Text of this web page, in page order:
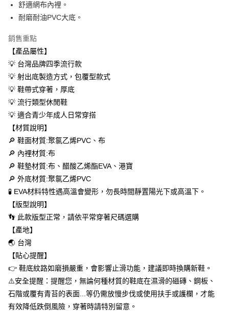
悠遊付
Google Pay
AFTEE先享後付
相關說明
【關於「AFTEE先享後付」】
AFTEE先享後付是「在收到商品之後才付款」的支付方式。 讓您購物簡單
便利好安心！
１．簡單：不需註冊會員、不需綁卡、不需儲值。
２．便利：只要手機號碼，簡訊認證，即可結帳。
【「AFTEE先享後付」結帳流程】
１．於結帳方式選擇「AFTEE先享後付」後，將跳轉至「AFTEE先享後付」
結帳頁面，進行簡訊認證並確認金額後，即可完成結帳。
２．訂單成立數日內，您將收到繳費通知簡訊。
３．收到繳費通知簡訊後14天內，點擊此簡訊中的連結，可透過四大超商／
ATM／網路銀行／等多元方式進行付款，方視為交易完成。
※ 請注意：結帳手續完成當下不需立刻繳費，但若您需要取消訂單，請聯絡
購買商品的店家。未經商家同意取消之訂單仍視為有效，需透過AFTEE先享
後付繳納相關費用。
是否繳費成功／繳費後需取消欲退款等相關疑問，請聯繫「AFTEE先享後付
客戶支援中心」
【注意事項】
１．透過由恩沛科技股份有限公司提供之「AFTEE先享後付」服務完成之交
易，需依本服務之必要範圍內提供個人資料，並將交易相關給付款項請求債
２．關於個人資料處理事宜，請瀏覽以下網址：
https://aftee.tw/terms/#terms3
全家取貨付款
每筆NT$60，滿NT$699(含以上)免運費
付款後全家取貨
每筆NT$60，滿NT$699(含以上)免運費
萊爾富取貨付款
每筆NT$50，滿NT$699(含以上)免運費
每筆NT$50，滿NT$699(含以上)免運費
7-11取貨付款
每筆NT$60，滿NT$699(含以上)免運費
付款後7-11取貨
每筆NT$60，滿NT$699(含以上)免運費
舒適網布內裡。
耐磨耐油PVC大底。
銷售重點
【產品屬性】
💡 台灣品牌四季流行款
💡 射出底製造方式，包覆型款式
💡 鞋帶式穿著，厚底
💡 流行類型休閒鞋
💡 適合青少年成人日常穿搭
【材質說明】
🔎 鞋面材質:聚氯乙烯PVC、布
🔎 內裡材質:布
🔎 鞋墊材質:布、醋酸乙烯酯EVA、港寶
🔎 外底材質:聚氯乙烯PVC
🧪 EVA材料特性遇高溫會變形，勿長時間靜置陽光下或高溫下。
【版型說明】
👣 此款版型正常，請依平常穿著尺碼選購
【產地】
🌏 台灣
【貼心提醒】
👉 鞋底紋路如磨損嚴重，會影響止滑功能，建議即時換購新鞋。
⚠️安全提醒：提醒您，無論何種材質的鞋底在濕滑的磁磚、鋼板、
石階或覆有青苔的表面...等仍需放慢步伐或使用扶手或護欄，才能
有效降低跌倒風險，穿著時請特別留意。